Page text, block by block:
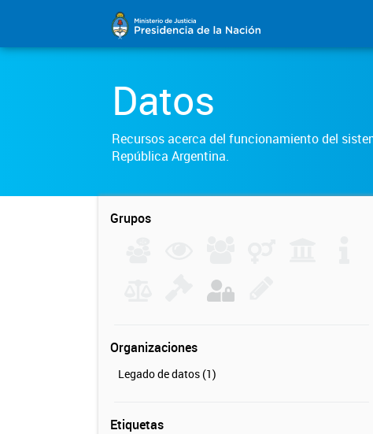
Datos
Recursos acerca del funcionamiento del
República Argentina.
Grupos
Organizaciones
Legado de datos (1)
Etiquetas